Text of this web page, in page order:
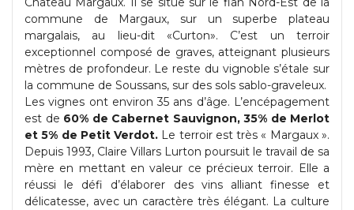
commune de Margaux, sur un superbe plateau
margalais, au lieu-dit «Curton». C’est un terroir
exceptionnel composé de graves, atteignant plusieurs
mètres de profondeur. Le reste du vignoble s’étale sur
la commune de Soussans, sur des sols sablo-graveleux.
Les vignes ont environ 35 ans d’âge. L’encépagement
est de 60% de Cabernet Sauvignon, 35% de Merlot
et 5% de Petit Verdot. Le terroir est très « Margaux ».
Depuis 1993, Claire Villars Lurton poursuit le travail de sa
mère en mettant en valeur ce précieux terroir. Elle a
réussi le défi d’élaborer des vins alliant finesse et
délicatesse, avec un caractère très élégant. La culture